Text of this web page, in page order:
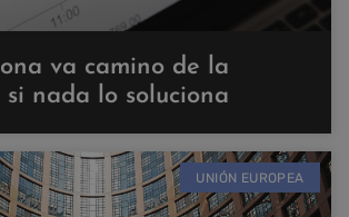
va camino de la
nada lo soluciona
UNIÓN EUROPEA